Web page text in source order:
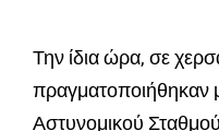
Την ίδια ώρα, σε
πραγματοποιήθηκαν
Αστυνομικού